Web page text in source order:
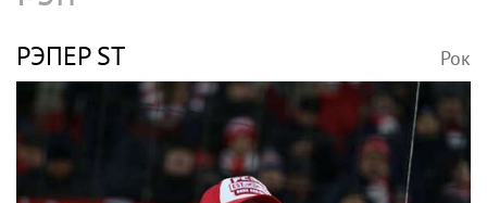
Губерниев назвал Бузову дояркой на селе
ПУГАЧЁВА Рок